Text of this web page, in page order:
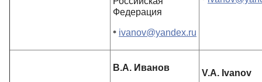
Федерация
* ivanov@yandex.ru
В.А. Иванов
V.A. Ivanov